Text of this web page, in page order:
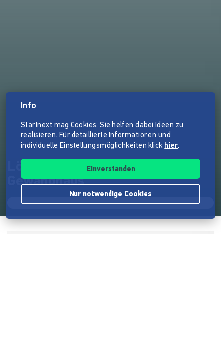
Löbau lebt - Ausstellung im
Gewandhaus
Info
Startnext mag Cookies. Sie helfen dabei Ideen zu
realisieren. Für detaillierte Informationen und
individuelle Einstellungsmöglichkeiten klick hier.
Einverstanden
Nur notwendige Cookies